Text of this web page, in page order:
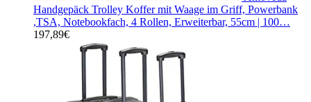
Handgepäck Trolley Koffer mit Waage im Griff, Powerbank
,TSA, Notebookfach, 4 Rollen, Erweiterbar, 55cm | 100…
197,89€